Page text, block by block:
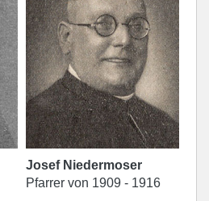
Josef Niedermoser
Pfarrer von 1909 - 1916